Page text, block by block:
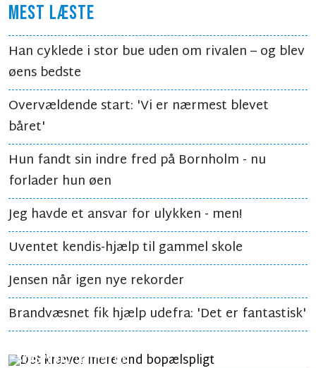
MEST LÆSTE
Han cyklede i stor bue uden om rivalen – og blev
øens bedste
Overvældende start: 'Vi er nærmest blevet
båret'
Hun fandt sin indre fred på Bornholm - nu
forlader hun øen
Jeg havde et ansvar for ulykken - men!
Uventet kendis-hjælp til gammel skole
Jensen når igen nye rekorder
Brandvæsnet fik hjælp udefra: 'Det er fantastisk'
SYNSPUNKTLÆSETID 2 MIN.